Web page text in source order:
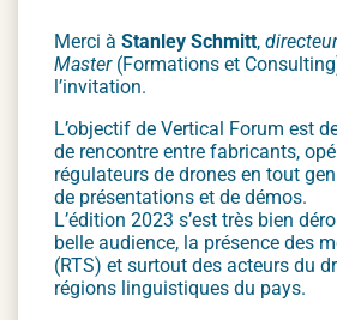
Merci à Stanley Schmitt,
Master(Formations et
l’invitation.
L’objectif de Vertical Forum est
de rencontre entre fabricants,
régulateurs de drones en tout
de présentations et de démos.
L’édition 2023 s’est très bien
belle audience, la présence des
(RTS) et surtout des acteurs du
régions linguistiques du pays.